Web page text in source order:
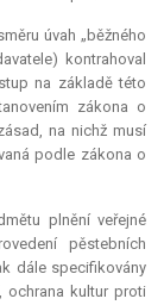
úvah „běžného
kontrahoval
na základě této
zákona o
na nichž musí
podle zákona o
plnění veřejné
pěstebních
dále specifikovány
ochrana kultur proti